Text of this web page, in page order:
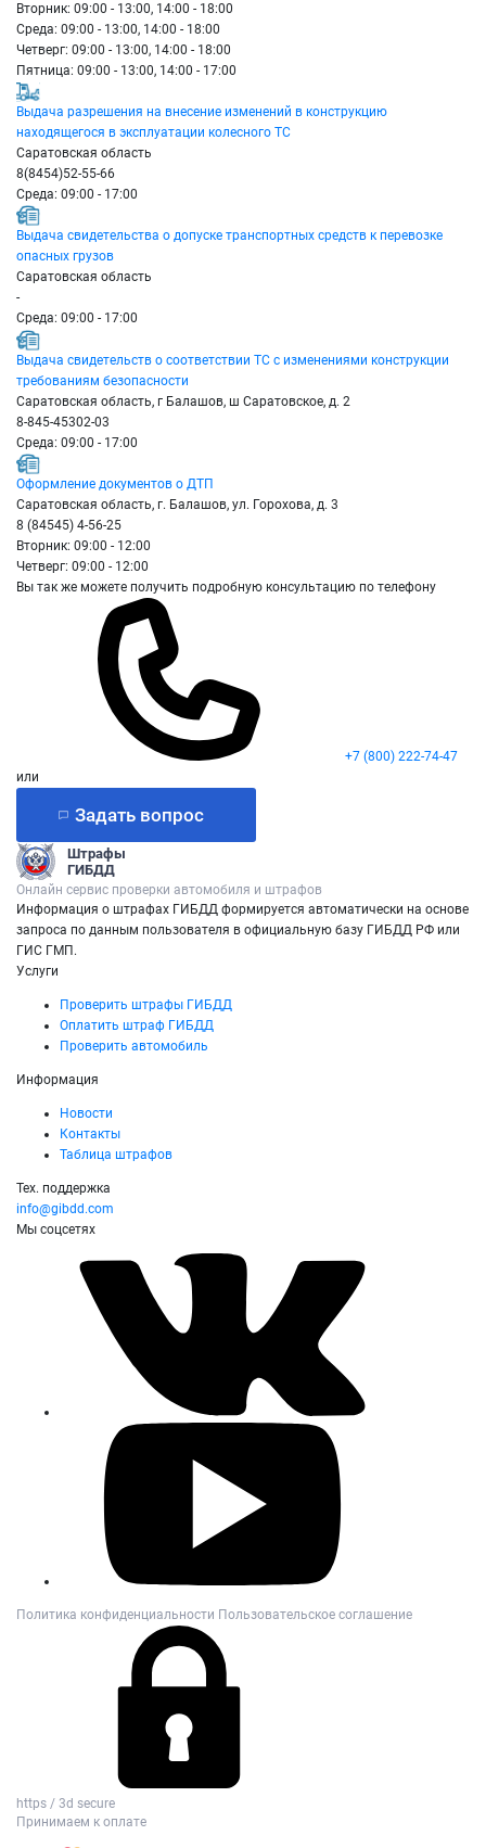
Вторник: 09:00 - 13:00, 14:00 - 18:00
Среда: 09:00 - 13:00, 14:00 - 18:00
Четверг: 09:00 - 13:00, 14:00 - 18:00
Пятница: 09:00 - 13:00, 14:00 - 17:00
Выдача разрешения на внесение изменений в конструкцию
находящегося в эксплуатации колесного ТС
Саратовская область
8(8454)52-55-66
Среда: 09:00 - 17:00
Выдача свидетельства о допуске транспортных средств к перевозке
опасных грузов
Саратовская область
-
Среда: 09:00 - 17:00
Выдача свидетельств о соответствии ТС с изменениями конструкции
требованиям безопасности
Саратовская область, г Балашов, ш Саратовское, д. 2
8-845-45302-03
Среда: 09:00 - 17:00
Оформление документов о ДТП
Саратовская область, г. Балашов, ул. Горохова, д. 3
8 (84545) 4-56-25
Вторник: 09:00 - 12:00
Четверг: 09:00 - 12:00
Вы так же можете получить подробную консультацию по телефону
+7 (800) 222-74-47
или
Задать вопрос
Штрафы
ГИБДД
Онлайн сервис проверки автомобиля и штрафов
Информация о штрафах ГИБДД формируется автоматически на основе
запроса по данным пользователя в официальную базу ГИБДД РФ или
ГИС ГМП.
Услуги
Проверить штрафы ГИБДД
Оплатить штраф ГИБДД
Проверить автомобиль
Информация
Новости
Контакты
Таблица штрафов
Тех. поддержка
info@gibdd.com
Мы соцсетях
Политика конфиденциальности Пользовательское соглашение
https / 3d secure
Принимаем к оплате